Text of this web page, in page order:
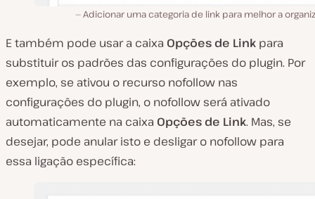
Adicionar uma categoria de link para melhor a
E também pode usar a caixa Opções de Link para
substituir os padrões das configurações do plugin. Por
exemplo, se ativou o recurso nofollow nas
configurações do plugin, o nofollow será ativado
automaticamente na caixa Opções de Link. Mas, se
desejar, pode anular isto e desligar o nofollow para
essa ligação específica: